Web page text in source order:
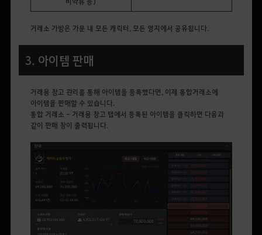
거래소 가방은 가문 내 모든 캐릭터, 모든 영지에서 공유됩니다.
3. 아이템 판매
거래용 창고 관리를 통해 아이템을 등록했다면, 이제 통합거래소에
아이템을 판매할 수 있습니다.
통합 거래소 - 거래용 창고 탭에서 등록된 아이템을 클릭하면 다음과
같이 판매 창이 출력됩니다.